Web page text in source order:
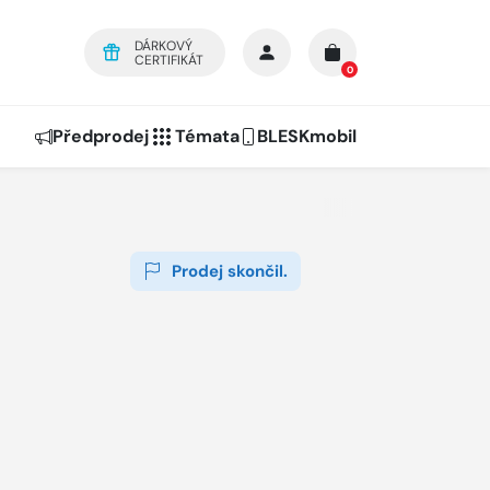
DÁRKOVÝ
CERTIFIKÁT
0
Předprodej Témata BLESKmobil
Prodej skončil.